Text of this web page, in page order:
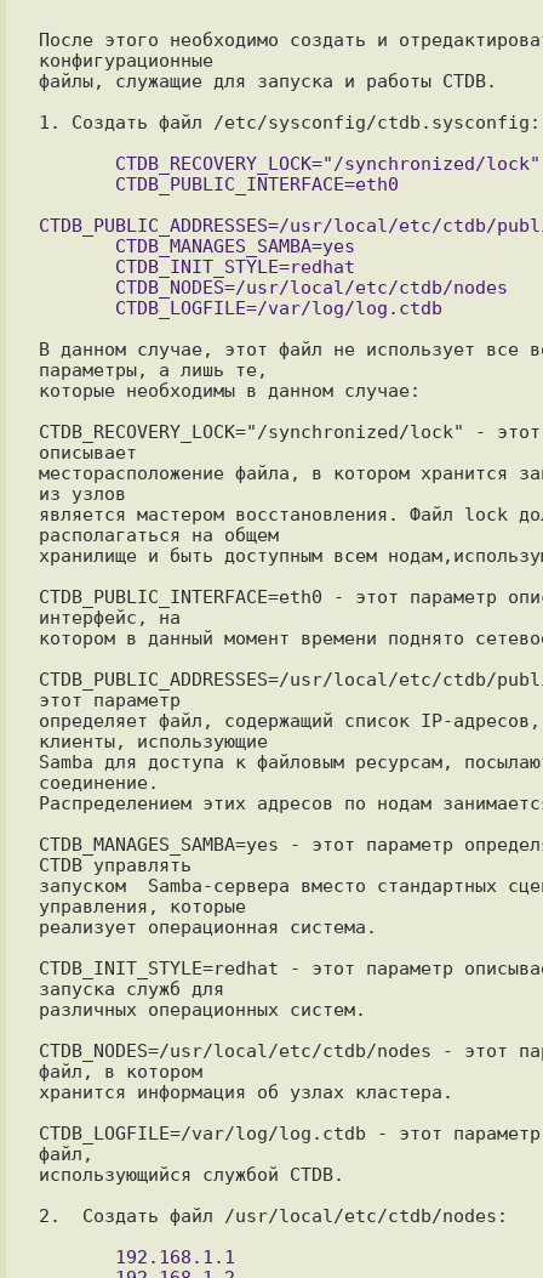
После этого необходимо создать и
конфигурационные
файлы, служащие для запуска и работы CTDB.
1. Создать файл /etc/sysconfig/ctdb.sysconfig:
CTDB_PUBLIC_ADDRESSES=/usr/local/etc/ctdb/
В данном случае, этот файл не использует все
параметры, а лишь те,
которые необходимы в данном случае:
CTDB_RECOVERY_LOCK="/synchronized/lock" -
описывает
месторасположение файла, в котором хранится
из узлов
является мастером восстановления. Файл lock
располагаться на общем
хранилище и быть доступным всем
CTDB_PUBLIC_INTERFACE=eth0 - этот параметр
интерфейс, на
котором в данный момент времени поднято
CTDB_PUBLIC_ADDRESSES=/usr/local/etc/ctdb/
этот параметр
определяет файл, содержащий список IP-
клиенты, использующие
Samba для доступа к файловым ресурсам,
соединение.
Распределением этих адресов по нодам
CTDB_MANAGES_SAMBA=yes - этот параметр
CTDB управлять
запуском  Samba-сервера вместо стандартных
управления, которые
реализует операционная система.
CTDB_INIT_STYLE=redhat - этот параметр
запуска служб для
различных операционных систем.
CTDB_NODES=/usr/local/etc/ctdb/nodes - этот
файл, в котором
хранится информация об узлах кластера.
CTDB_LOGFILE=/var/log/log.ctdb - этот
файл,
использующийся службой CTDB.
2.  Создать файл /usr/local/etc/ctdb/nodes: